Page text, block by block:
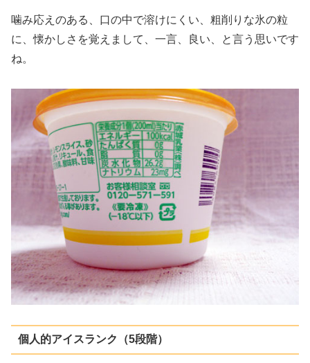
噛み応えのある、口の中で溶けにくい、粗削りな氷の粒
に、懐かしさを覚えまして、一言、良い、と言う思いです
ね。
個人的アイスランク（5段階）